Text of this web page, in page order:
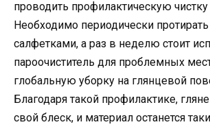
проводить профилактическую
Необходимо периодически
салфетками, а раз в неделю стоит
пароочиститель для проблемных
глобальную уборку на глянцевой
Благодаря такой профилактике,
свой блеск, и материал останется